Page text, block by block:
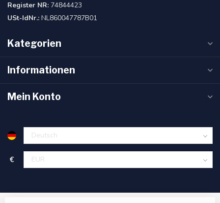
Register NR: 74844423
USt-IdNr.: NL860047787B01
Kategorien
Informationen
Mein Konto
€